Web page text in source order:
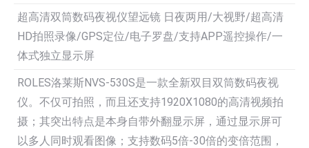
超高清双筒数码夜视仪望远镜 日夜两用/大视野/超高清
HD拍照录像/GPS定位/电子罗盘/支持APP遥控操作/一
体式独立显示屏
ROLES洛莱斯NVS-530S是一款全新双目双筒数码夜视
仪。不仅可拍照，而且还支持1920X1080的高清视频拍
摄；其突出特点是本身自带外翻显示屏，通过显示屏可
以多人同时观看图像；支持数码5倍-30倍的变倍范围，